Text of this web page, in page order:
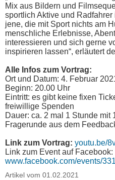
Mix aus Bildern und
sportlich Aktive und
jene, die mit Sport nichts am
menschliche Erlebnisse,
interessieren und sich gerne
inspirieren lassen“, erläutert
Alle Infos zum Vortrag:
Ort und Datum: 4. Februar
Beginn: 20.00 Uhr
Eintritt: es gibt keine fixen
freiwillige Spenden
Dauer: ca. 2 mal 1 Stunde
Fragerunde aus dem
Link zum Vortrag: youtu.be/
Link zum Event auf Facebook:
www.facebook.com/events/
Artikel vom 01.02.2021